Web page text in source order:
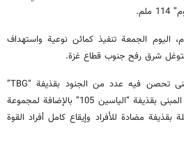
اليوم الجمعة تنفيذ كمائن نوعية واستهداف
شرق رفح جنوب قطاع غزة.
وقالت الكتائب إنها استهدفت مبنى تحصن فيه عدد من الجنود بقذيفة “TBG”
واستهدفت ناقلة جند كانت أسفل المبنى بقذيفة “الياسين 105” بالإضافة لمجموعة
بقذيفة مضادة للأفراد وإيقاع كامل أفراد القوة